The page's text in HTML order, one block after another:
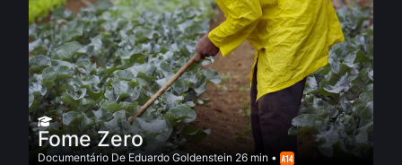
Fome Zero
Documentário DeEduardo Goldenstein 26 min •